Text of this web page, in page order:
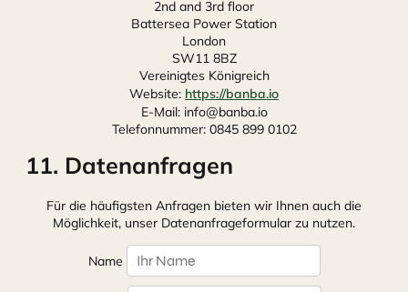
2nd and 3rd floor
Battersea Power Station
London
SW11 8BZ
Vereinigtes Königreich
Website: https://banba.io
E-Mail: info@banba.io
Telefonnummer: 0845 899 0102
11. Datenanfragen
Für die häufigsten Anfragen bieten wir Ihnen auch die
Möglichkeit, unser Datenanfrageformular zu nutzen.
Name